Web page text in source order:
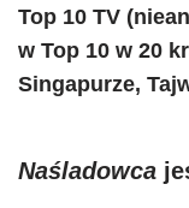
Top 10 TV
w Top 10 w 20
Singapurze,
Naśladowca